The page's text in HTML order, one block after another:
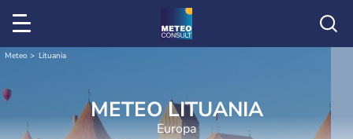
Meteo Lituania
METEO LITUANIA
Europa